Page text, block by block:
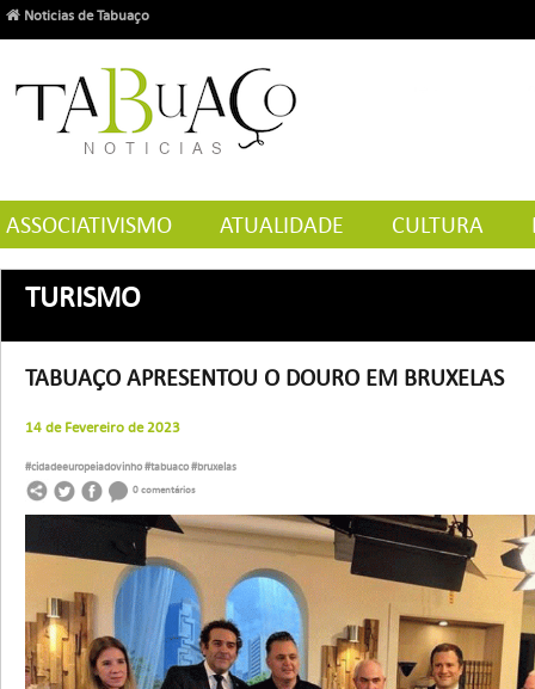
Noticias de Tabuaço
ASSOCIATIVISMO ATUALIDADE CULTURA
TURISMO
TABUAÇO APRESENTOU O DOURO EM BRUXELAS
14 de Fevereiro de 2023
#cidadeeuropeiadovinho #tabuaco #bruxelas
0 comentários